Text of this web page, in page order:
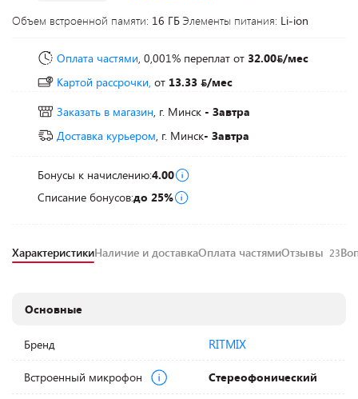
Объем встроенной памяти: 16 ГБ Элементы питания: Li-ion
Оплата частями, 0,001% переплат от 32.00 /мес
Картой рассрочки, от 13.33
/мес
Заказать в магазин, г. Минск - Завтра
Доставка курьером, г. Минск- Завтра
Бонусы к начислению:4.00
Списание бонусов:до 25%
ХарактеристикиНаличие и доставкаОплата частямиОтзывы 23
Основные
Бренд RITMIX
Встроенный микрофон Стереофонический